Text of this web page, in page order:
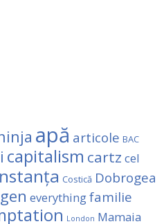
apă articole BAC
capitalism cartz cel
Costică Dobrogea
everythingfamilie
London Mamaia